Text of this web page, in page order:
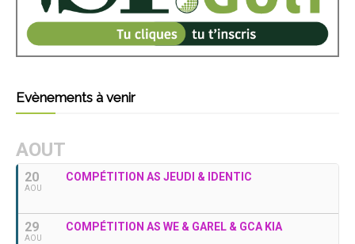
Evènements à venir
AOUT
20
AOU
COMPÉTITION AS JEUDI & IDENTIC
29
AOU
COMPÉTITION AS WE & GAREL & GCA KIA